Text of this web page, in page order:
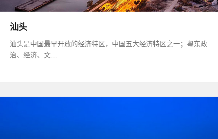
汕头
汕头是中国最早开放的经济特区，中国五大经济特区之一；粤东政
治、经济、文…